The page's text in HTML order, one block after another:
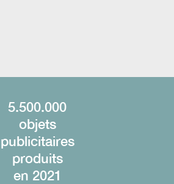
5.500.000
objets
publicitaires
produits
en 2021